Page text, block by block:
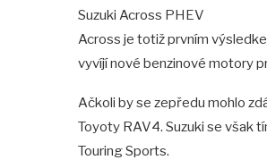
Suzuki Across PHEV
Across je totiž prvním
vyvíjí nové benzinové motory
Ačkoli by se zepředu mohlo
Toyoty RAV4. Suzuki se však
Touring Sports.